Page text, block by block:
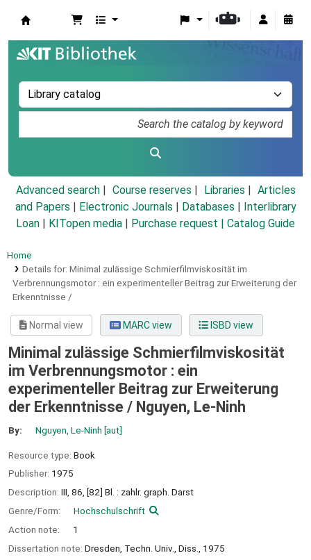
Advanced search Course reserves Libraries
Articles
and Papers
Electronic Journals Databases
Interlibrary
Loan
KITopen media Purchase request | Catalog Guide
Home
Details for: Minimal zulässige Schmierfilmviskosität im
Verbrennungsmotor : ein experimenteller Beitrag zur Erweiterung der
Erkenntnisse /
Normal view MARC view ISBD view
Minimal zulässige Schmierfilmviskosität
im Verbrennungsmotor : ein
experimenteller Beitrag zur Erweiterung
der Erkenntnisse / Nguyen, Le-Ninh
By: Nguyen, Le-Ninh [aut]
Resource type: Book
Publisher: 1975
Description: III, 86, [82] Bl. : zahlr. graph. Darst
Genre/Form:
Hochschulschrift
Action note:
1
Dissertation note: Dresden, Techn. Univ., Diss., 1975